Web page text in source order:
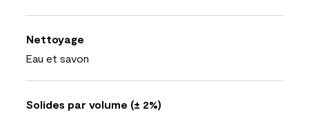
Nettoyage
Eau et savon
Solides par volume (± 2%)